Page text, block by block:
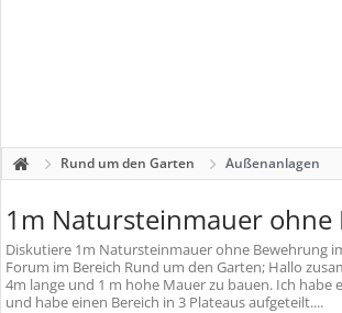
Rund um den Garten Außenanlagen
1m Natursteinmauer ohne
Diskutiere 1m Natursteinmauer ohne Bewehrung
Forum im Bereich Rund um den Garten; Hallo
4m lange und 1 m hohe Mauer zu bauen. Ich habe
und habe einen Bereich in 3 Plateaus aufgeteilt....